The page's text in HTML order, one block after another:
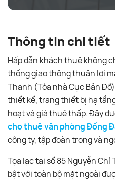
Thông tin chi tiết
Hấp dẫn khách thuê không
thống giao thông thuận lợi
Thanh (Tòa nhà Cục Bản
thiết kế, trang thiết bị hạ
hoạt và giá thuê thấp. Đây
cho thuê văn phòng Đống
công ty, tập đoàn trong và
Tọa lạc tại số 85 Nguyễn
bật với toàn bộ mặt ngoài